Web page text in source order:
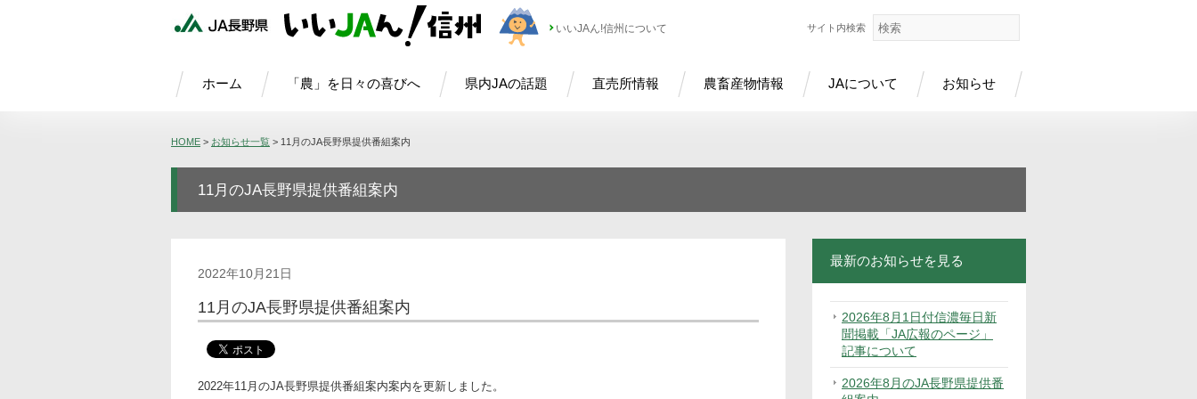
いいJAん!信州について
ホーム 「農」を日々の喜びへ 県内JAの話題 直売所情報 農畜産物情報 JAについて お知らせ
サイト内検索
HOME > お知らせ一覧 > 11月のJA長野県提供番組案内
11月のJA長野県提供番組案内
2022年10月21日
11月のJA長野県提供番組案内
2022年11月のJA長野県提供番組案内案内を更新しました。
最新のお知らせを見る
2026年8月1日付信濃毎日新
聞掲載「JA広報のページ」
記事について
2026年8月のJA長野県提供番